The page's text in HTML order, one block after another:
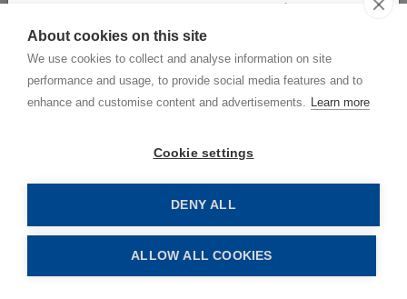
About cookies on this site
We use cookies to collect and analyse information on site
performance and usage, to provide social media features and to
enhance and customise content and advertisements. Learn more
Cookie settings
DENY ALL
ALLOW ALL COOKIES
Produkcja samochodów i innych pojazdów
Warsztaty samochodowe
na wykonywany zawód, pełnioną funkcję lub
prowadzoną działalność gospodarczą uczestniczy
w prowadzeniu obrotu wyrobami medycznymi.
**Wybranie wartości „Nie” oznacza złożenie
oświadczenia, że osoba je składająca jest laikiem
wyrobach medycznych tj. jest osobą fizyczną, która
dziedzinie ochrony zdrowia lub medycyny.